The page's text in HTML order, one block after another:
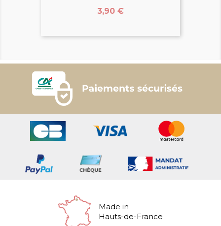
Prix
3,90 €
Made in
Hauts-de-France